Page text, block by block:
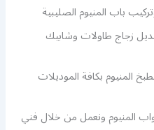
باب المنيوم الصليبية
زجاج طاولات وشابيك
المنيوم بكافة الموديلات
المنيوم ونعمل من خلال فني